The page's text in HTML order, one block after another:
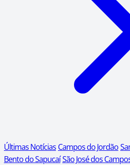
Últimas Notícias Campos do Jordão
Bento do SapucaíSão José dos